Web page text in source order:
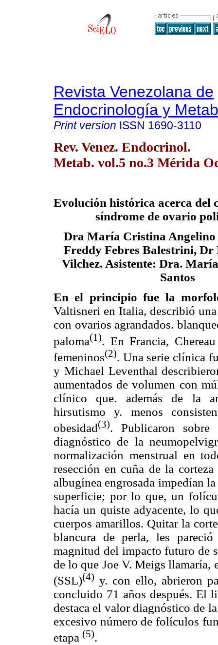
Revista Venezolana de
Endocrinología y
Print version ISSN 1690-3110
Rev. Venez. Endocrinol.
Metab. vol.5 no.3 Mérida
Evolución histórica acerca del
síndrome de ovario
Dra María Cristina Angelino
Freddy Febres Balestrini,
Vilchez. Asistente: Dra.
Santos
En el principio fue la
Valtisneri en Italia, describió
con ovarios agrandados.
paloma(1). En Francia,
femeninos(2). Una serie clínica
y Michael Leventhal
aumentados de volumen con
clínico que. además de la
hirsutismo y. menos
obesidad(3). Publicaron sobre
diagnóstico de la
normalización menstrual en
resección en cuña de la
albugínea engrosada impedían
superficie; por lo que, un
hacía un quiste adyacente, lo
cuerpos amarillos. Quitar la
blancura de perla, les
magnitud del impacto futuro de
de lo que Joe V. Meigs
(SSL)(4) y. con ello, abrieron
concluido 71 años después. El
destaca el valor diagnóstico de
excesivo número de folículos
etapa (5).